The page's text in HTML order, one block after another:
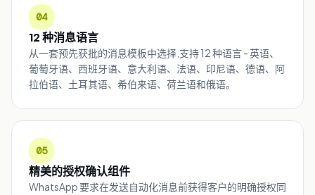
04
12 种消息语言
从一套预先获批的消息模板中选择,支持 12 种语言 - 英语、
葡萄牙语、西班牙语、意大利语、法语、印尼语、德语、阿
拉伯语、土耳其语、希伯来语、荷兰语和俄语。
05
精美的授权确认组件
WhatsApp 要求在发送自动化消息前获得客户的明确授权同